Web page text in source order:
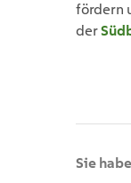
fördern
der
Sie